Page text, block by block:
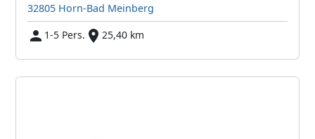
32805 Horn-Bad Meinberg
1-5 Pers.
25,40 km